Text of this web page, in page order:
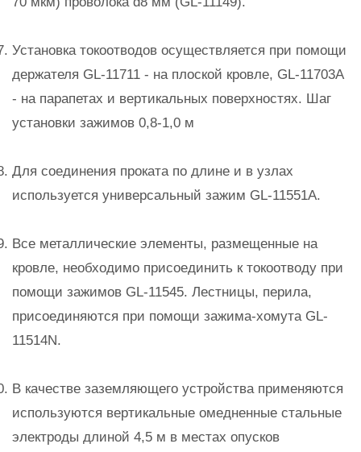
Установка токоотводов осуществляется при помощи
держателя GL-11711 - на плоской кровле, GL-11703A
- на парапетах и вертикальных поверхностях. Шаг
установки зажимов 0,8-1,0 м
Для соединения проката по длине и в узлах
используется универсальный зажим GL-11551A.
Все металлические элементы, размещенные на
кровле, необходимо присоединить к токоотводу при
помощи зажимов GL-11545. Лестницы, перила,
присоединяются при помощи зажима-хомута GL-
11514N.
В качестве заземляющего устройства применяются
используются вертикальные омедненные стальные
электроды длиной 4,5 м в местах опусков